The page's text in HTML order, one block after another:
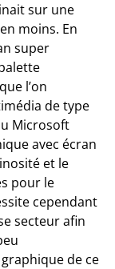
sur une
moins. En
super
l’on
de type
Microsoft
avec écran
et le
pour le
cependant
secteur afin
de ce